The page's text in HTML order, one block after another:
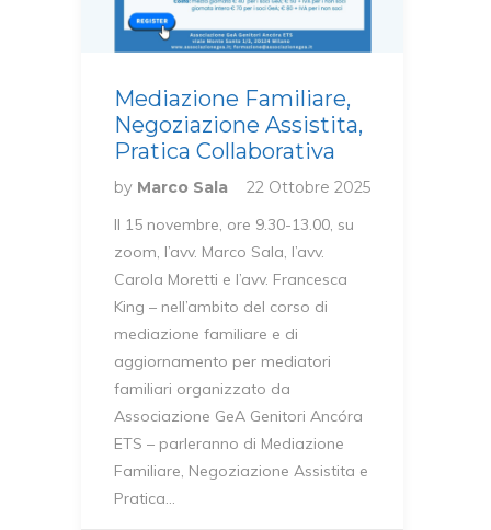
Mediazione Familiare,
Negoziazione Assistita,
Pratica Collaborativa
by Marco Sala
22 Ottobre 2025
Il 15 novembre, ore 9.30-13.00, su
zoom, l’avv. Marco Sala, l’avv.
Carola Moretti e l’avv. Francesca
King – nell’ambito del corso di
mediazione familiare e di
aggiornamento per mediatori
familiari organizzato da
Associazione GeA Genitori Ancóra
ETS – parleranno di Mediazione
Familiare, Negoziazione Assistita e
Pratica…